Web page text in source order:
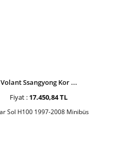
Volant Ssangyong Kor ...
Fiyat : 17.450,84 TL